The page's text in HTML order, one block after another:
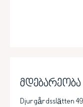
მდებარეობა
Djurgårdsslätten